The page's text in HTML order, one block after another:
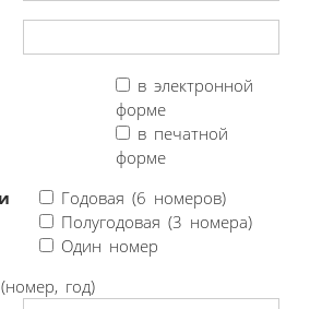
в электронной
форме
в печатной
форме
Годовая (6 номеров)
Полугодовая (3 номера)
Один номер
год)